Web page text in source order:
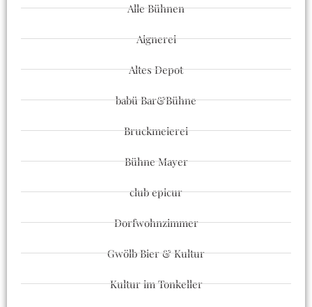
Alle Bühnen
Aignerei
Altes Depot
babü Bar&Bühne
Bruckmeierei
Bühne Mayer
club epicur
Dorfwohnzimmer
Gwölb Bier & Kultur
Kultur im Tonkeller